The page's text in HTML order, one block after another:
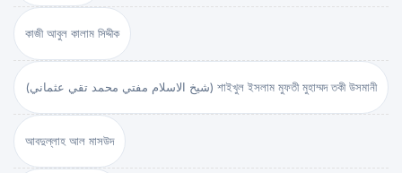
কাজী আবুল কালাম সিদ্দীক
(شيخ الاسلام مفتي محمد تقي عثماني) শাইখুল ইসলাম মুফতী মুহাম্মদ তকী উসমানী
আবদুল্লাহ আল মাসউদ